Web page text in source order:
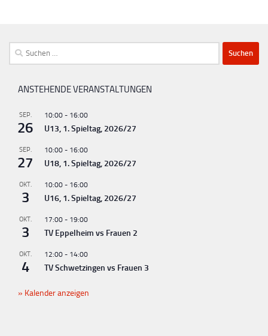
a
t
n
-
a
i
a
i
Suchen
nach:
ANSTEHENDE VERANSTALTUNGEN
SEP.
26
10:00 - 16:00
U13, 1. Spieltag, 2026/27
SEP.
27
10:00 - 16:00
U18, 1. Spieltag, 2026/27
OKT.
3
10:00 - 16:00
U16, 1. Spieltag, 2026/27
OKT.
3
17:00 - 19:00
TV Eppelheim vs Frauen 2
OKT.
4
12:00 - 14:00
TV Schwetzingen vs Frauen 3
Kalender anzeigen